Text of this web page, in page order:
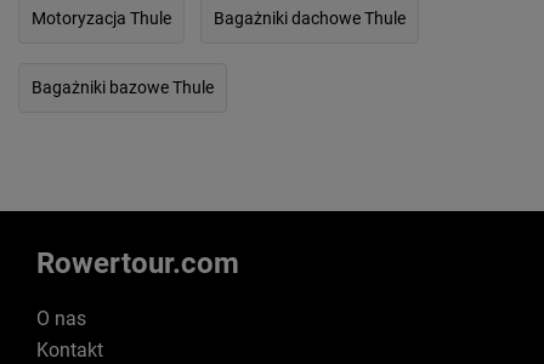
Motoryzacja Thule Bagażniki dachowe Thule
Bagażniki bazowe Thule
Rowertour.com
O nas
Kontakt